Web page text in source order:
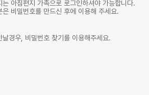
는 아침편지 가족으로 로그인하셔야 가능합니다.
은 비밀번호를 만드신 후에 이용해 주세요.
날경우, 비밀번호 찾기를 이용해주세요.